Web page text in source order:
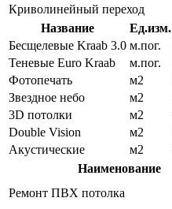
Криволинейный переход
Название
Ед.изм.
Бесщелевые Kraab 3.0 м.пог.
Теневые Euro Kraab
м.пог.
Фотопечать
м2
Звездное небо
м2
3D потолки
м2
Double Vision
м2
Акустические
м2
Наименование
Ремонт ПВХ потолка